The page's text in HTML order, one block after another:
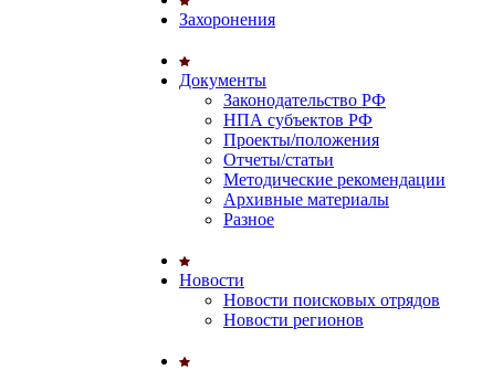
Захоронения
Документы
Законодательство РФ
НПА субъектов РФ
Проекты/положения
Отчеты/статьи
Методические рекомендации
Архивные материалы
Разное
Новости
Новости поисковых отрядов
Новости регионов